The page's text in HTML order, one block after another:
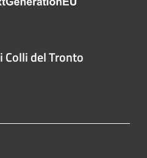
Colli del Tronto